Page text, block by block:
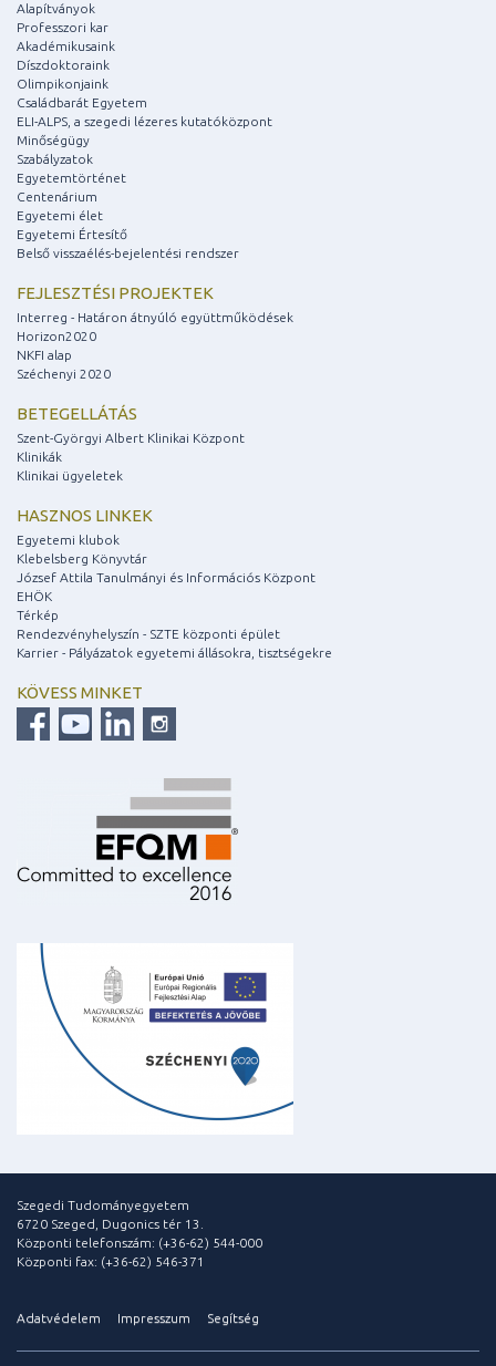
Alapítványok
Professzori kar
Akadémikusaink
Díszdoktoraink
Olimpikonjaink
Családbarát Egyetem
ELI-ALPS, a szegedi lézeres kutatóközpont
Minőségügy
Szabályzatok
Egyetemtörténet
Centenárium
Egyetemi élet
Egyetemi Értesítő
Belső visszaélés-bejelentési rendszer
FEJLESZTÉSI PROJEKTEK
Interreg - Határon átnyúló együttműködések
Horizon2020
NKFI alap
Széchenyi 2020
BETEGELLÁTÁS
Szent-Györgyi Albert Klinikai Központ
Klinikák
Klinikai ügyeletek
HASZNOS LINKEK
Egyetemi klubok
Klebelsberg Könyvtár
József Attila Tanulmányi és Információs Központ
EHÖK
Térkép
Rendezvényhelyszín - SZTE központi épület
Karrier - Pályázatok egyetemi állásokra, tisztségekre
KÖVESS MINKET
Szegedi Tudományegyetem
6720 Szeged, Dugonics tér 13.
Központi telefonszám: (+36-62) 544-000
Központi fax: (+36-62) 546-371
Adatvédelem Impresszum Segítség